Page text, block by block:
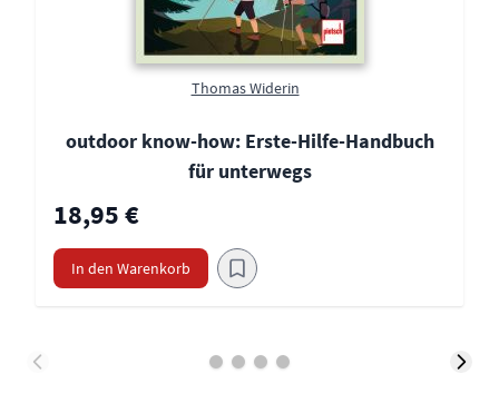
Thomas Widerin
outdoor know-how: Erste-Hilfe-Handbuch
für unterwegs
18,95 €
In den Warenkorb